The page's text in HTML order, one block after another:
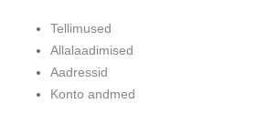
Tellimused
Allalaadimised
Aadressid
Konto andmed